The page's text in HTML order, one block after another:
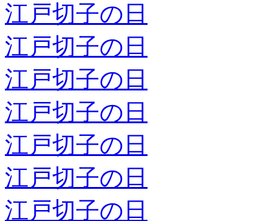
江戸切子の日
江戸切子の日
江戸切子の日
江戸切子の日
江戸切子の日
江戸切子の日
江戸切子の日